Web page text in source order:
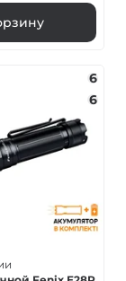
6
6